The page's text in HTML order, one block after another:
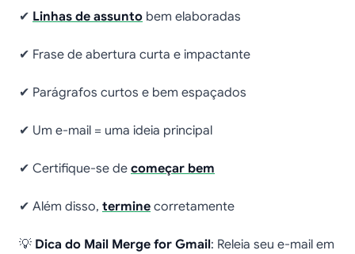
✔ Linhas de assunto bem elaboradas
✔ Frase de abertura curta e impactante
✔ Parágrafos curtos e bem espaçados
✔ Um e-mail = uma ideia principal
✔ Certifique-se de começar bem
✔ Além disso, termine corretamente
💡 Dica do Mail Merge for Gmail: Releia seu e-mail em